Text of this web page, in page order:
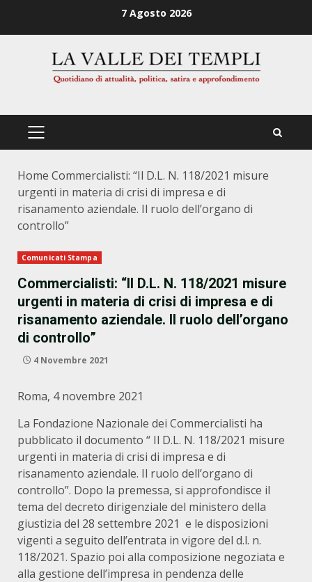
7 Agosto 2026
PRIMÄRES
Home Commercialisti: “Il D.L. N. 118/2021 misure
urgenti in materia di crisi di impresa e di
risanamento aziendale. Il ruolo dell’organo di
controllo”
Comunicati Stampa
Commercialisti: “Il D.L. N. 118/2021 misure
urgenti in materia di crisi di impresa e di
risanamento aziendale. Il ruolo dell’organo
di controllo”
4 Novembre 2021
Roma, 4 novembre 2021
La Fondazione Nazionale dei Commercialisti ha
pubblicato il documento “ Il D.L. N. 118/2021 misure
urgenti in materia di crisi di impresa e di
risanamento aziendale. Il ruolo dell’organo di
controllo”. Dopo la premessa, si approfondisce il
tema del decreto dirigenziale del ministero della
giustizia del 28 settembre 2021 e le disposizioni
vigenti a seguito dell’entrata in vigore del d.l. n.
118/2021. Spazio poi alla composizione negoziata e
alla gestione dell’impresa in pendenza delle